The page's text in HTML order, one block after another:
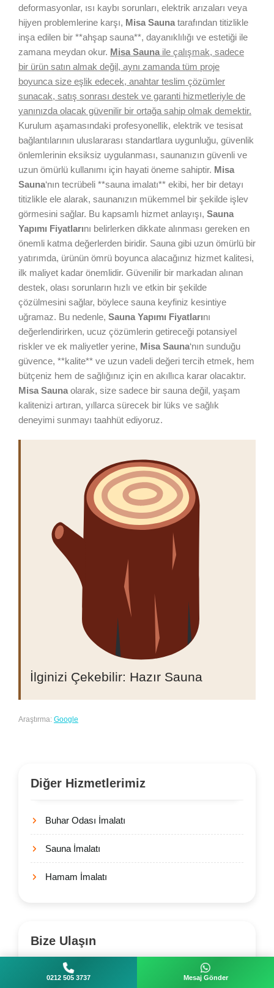
deformasyonlar, ısı kaybı sorunları, elektrik arızaları veya
hijyen problemlerine karşı, Misa Sauna tarafından titizlikle
inşa edilen bir **ahşap sauna**, dayanıklılığı ve estetiği ile
zamana meydan okur. Misa Sauna ile çalışmak, sadece
bir ürün satın almak değil, aynı zamanda tüm proje
boyunca size eşlik edecek, anahtar teslim çözümler
sunacak, satış sonrası destek ve garanti hizmetleriyle de
yanınızda olacak güvenilir bir ortağa sahip olmak demektir.
Kurulum aşamasındaki profesyonellik, elektrik ve tesisat
bağlantılarının uluslararası standartlara uygunluğu, güvenlik
önlemlerinin eksiksiz uygulanması, saunanızın güvenli ve
uzun ömürlü kullanımı için hayati öneme sahiptir. Misa
Sauna‘nın tecrübeli **sauna imalatı** ekibi, her bir detayı
titizlikle ele alarak, saunanızın mükemmel bir şekilde işlev
görmesini sağlar. Bu kapsamlı hizmet anlayışı, Sauna
Yapımı Fiyatlarını belirlerken dikkate alınması gereken en
önemli katma değerlerden biridir. Sauna gibi uzun ömürlü bir
yatırımda, ürünün ömrü boyunca alacağınız hizmet kalitesi,
ilk maliyet kadar önemlidir. Güvenilir bir markadan alınan
destek, olası sorunların hızlı ve etkin bir şekilde
çözülmesini sağlar, böylece sauna keyfiniz kesintiye
uğramaz. Bu nedenle, Sauna Yapımı Fiyatlarını
değerlendirirken, ucuz çözümlerin getireceği potansiyel
riskler ve ek maliyetler yerine, Misa Sauna‘nın sunduğu
güvence, **kalite** ve uzun vadeli değeri tercih etmek, hem
bütçeniz hem de sağlığınız için en akıllıca karar olacaktır.
Misa Sauna olarak, size sadece bir sauna değil, yaşam
kalitenizi artıran, yıllarca sürecek bir lüks ve sağlık
deneyimi sunmayı taahhüt ediyoruz.
İlginizi Çekebilir: Hazır Sauna
Araştırma: Google
Diğer Hizmetlerimiz
Buhar Odası İmalatı
Sauna İmalatı
Hamam İmalatı
Bize Ulaşın
+90 212 505 37 37
0212 505 3737 Mesaj Gönder